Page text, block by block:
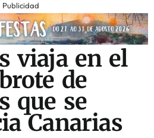
Publicidad
viaja en el
de
que se
Canarias